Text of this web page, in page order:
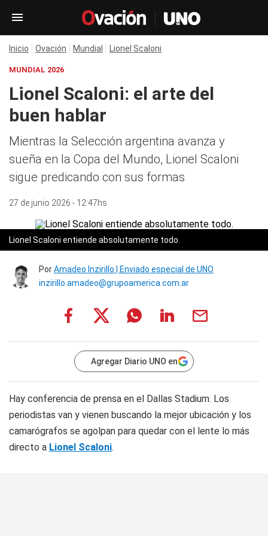
Inicio Ovación Mundial Lionel Scaloni
MUNDIAL 2026
Lionel Scaloni: el arte del
buen hablar
Mientras la Selección argentina avanza y
sueña en la Copa del Mundo, Lionel Scaloni
sigue predicando con sus formas
27 de junio 2026 - 12:47hs
Lionel Scaloni entiende absolutamente todo.
PorAmadeo Inzirillo | Enviado especial de UNO
inzirillo.amadeo@grupoamerica.com.ar
Agregar Diario UNO en
Hay conferencia de prensa en el Dallas Stadium. Los
periodistas van y vienen buscando la mejor ubicación y los
camarógrafos se agolpan para quedar con el lente lo más
directo a Lionel Scaloni.